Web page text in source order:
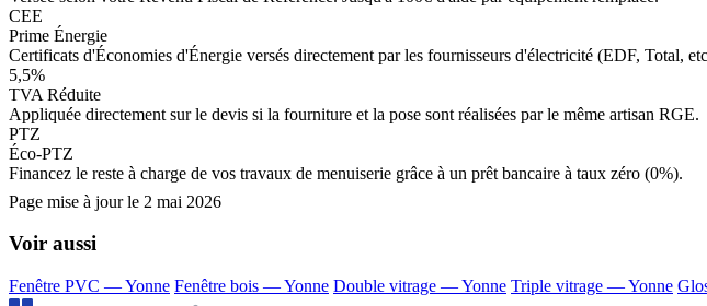
CEE
Prime Énergie
Certificats d'Économies d'Énergie versés directement par les fournisseurs d'électricité (EDF, Total,
5,5%
TVA Réduite
Appliquée directement sur le devis si la fourniture et la pose sont réalisées par le même artisan RGE.
PTZ
Éco-PTZ
Financez le reste à charge de vos travaux de menuiserie grâce à un prêt bancaire à taux zéro (0%).
Page mise à jour le 2 mai 2026
Voir aussi
Fenêtre PVC — Yonne Fenêtre bois — Yonne Double vitrage — Yonne Triple vitrage — Yonne